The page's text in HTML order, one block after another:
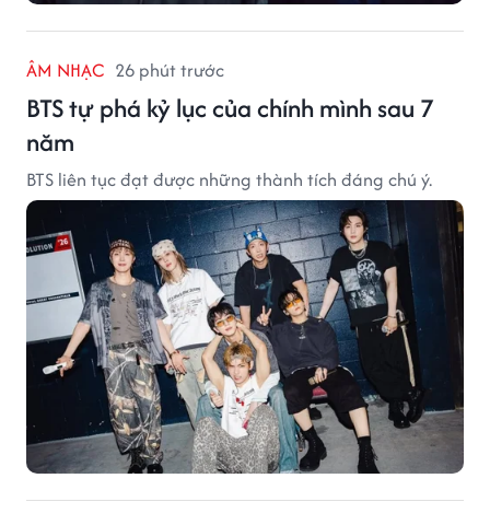
ÂM NHẠC 26 phút trước
BTS tự phá kỷ lục của chính mình sau 7
năm
BTS liên tục đạt được những thành tích đáng chú ý.